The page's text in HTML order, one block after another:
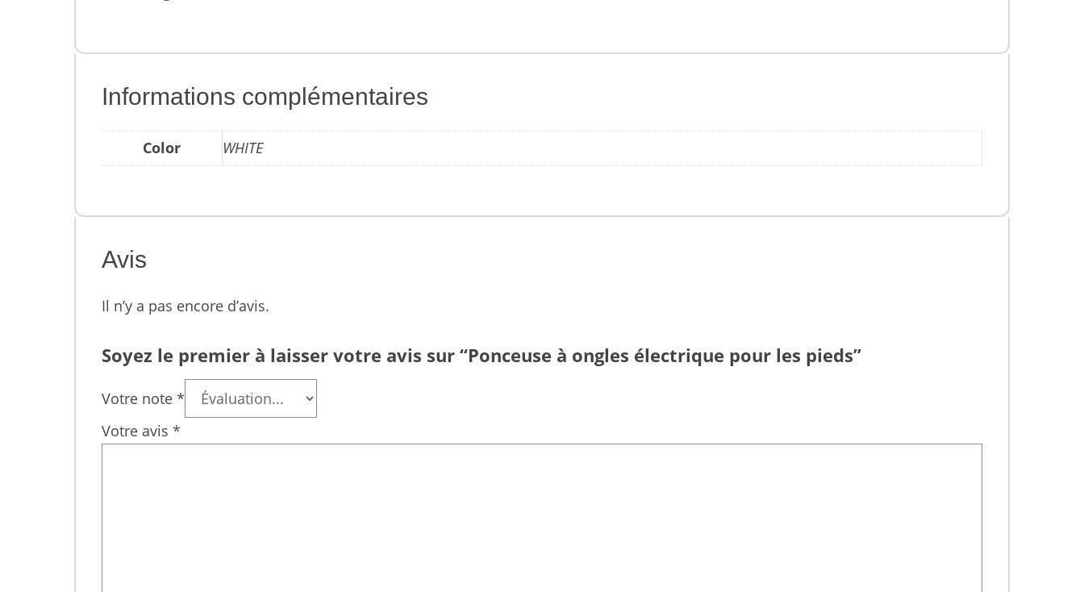
Informations complémentaires
Color WHITE
Avis
Il n’y a pas encore d’avis.
Soyez le premier à laisser votre avis sur “Ponceuse à ongles électrique pour les pieds”
Votre note *
Votre avis *